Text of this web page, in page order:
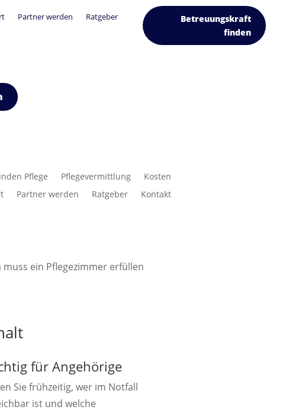
Partner werden
Ratgeber
Betreuungskraft
finden
Pflege Pflegevermittlung
Kosten
Partner werden Ratgeber Kontakt
für Angehörige
Sie frühzeitig, wer im Notfall
ist und welche